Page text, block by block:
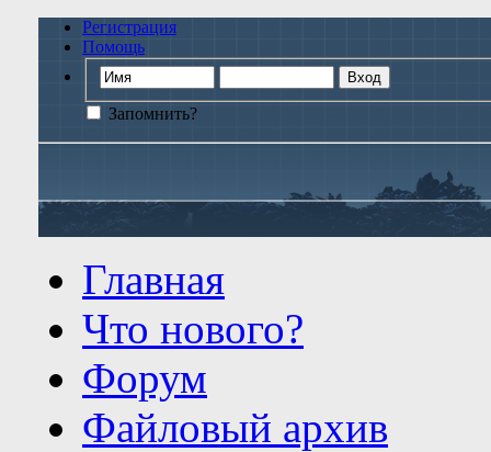
Регистрация
Помощь
Запомнить?
Главная
Что нового?
Форум
Файловый архив